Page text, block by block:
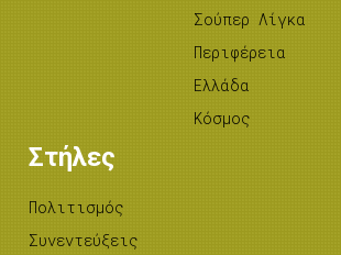
Σούπερ Λίγκα
Περιφέρεια
Ελλάδα
Κόσμος
Στήλες
Πολιτισμός
Συνεντεύξεις